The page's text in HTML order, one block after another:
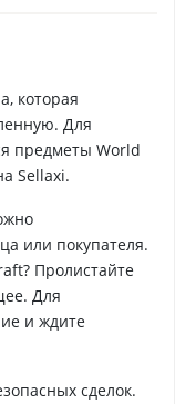
которая
Для
предметы World
Sellaxi.
или покупателя.
Пролистайте
Для
и ждите
сделок.